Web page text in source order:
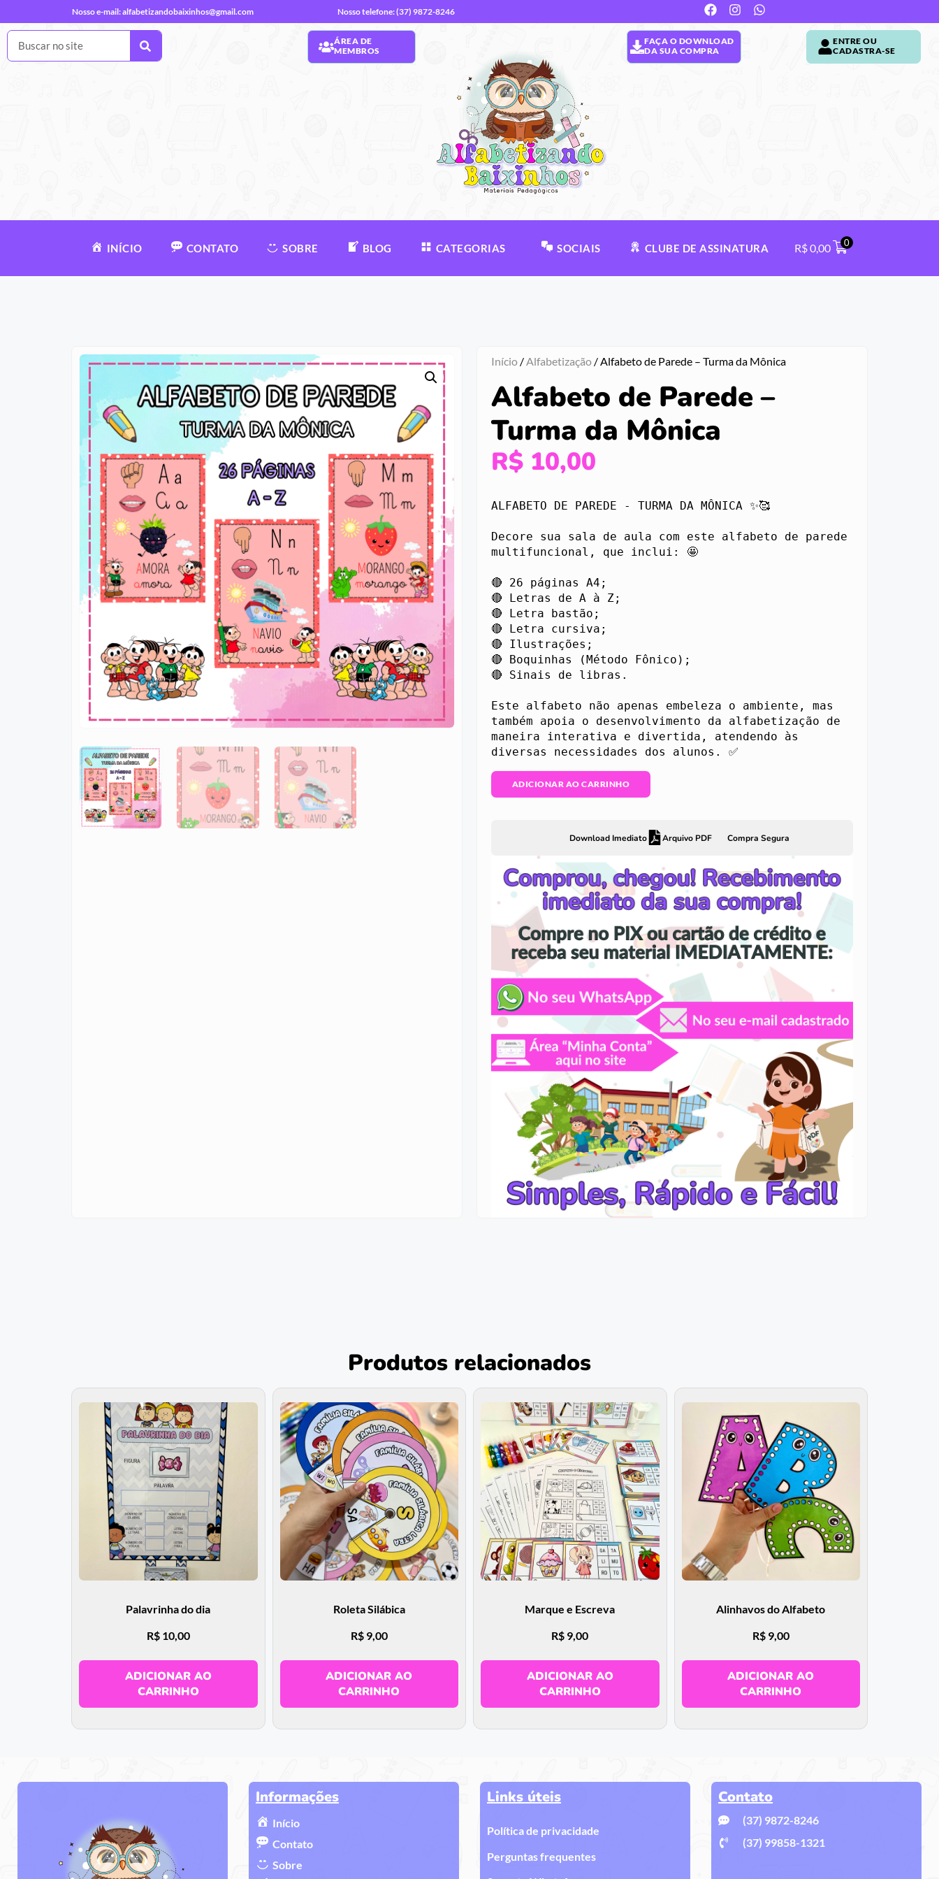
Nosso e-mail:alfabetizandobaixinhos@gmail.com Nosso telefone: (37) 9872-8246
ÁREA DE
MEMBROS
FAÇA O DOWNLOAD
DA SUA COMPRA
ENTRE OU
CADASTRA-SE
INÍCIO CONTATO SOBRE BLOG CATEGORIAS SOCIAIS CLUBE DE ASSINATURA R$0,00 0
Início/Alfabetização/ Alfabeto de Parede – Turma da Mônica
Alfabeto de Parede –
Turma da Mônica
R$10,00
ALFABETO DE PAREDE - TURMA DA MÔNICA ✨🥰
Decore sua sala de aula com este alfabeto de parede
multifuncional, que inclui: 🤩
🔴 26 páginas A4;
🔴 Letras de A à Z;
🔴 Letra bastão;
🔴 Letra cursiva;
🔴 Ilustrações;
🔴 Boquinhas (Método Fônico);
🔴 Sinais de libras.
Este alfabeto não apenas embeleza o ambiente, mas
também apoia o desenvolvimento da alfabetização de
maneira interativa e divertida, atendendo às
ADICIONAR AO CARRINHO
Download Imediato Arquivo PDF Compra Segura
Produtos relacionados
Palavrinha do dia
R$10,00
ADICIONAR AO
CARRINHO
Roleta Silábica
R$9,00
ADICIONAR AO
CARRINHO
Marque e Escreva
R$ 9,00
ADICIONAR AO
CARRINHO
Alinhavos do Alfabeto
R$9,00
ADICIONAR AO
CARRINHO
Informações
Início
Contato
Sobre
Links úteis
Política de privacidade
Perguntas frequentes
Contato
(37) 9872-8246
(37) 99858-1321